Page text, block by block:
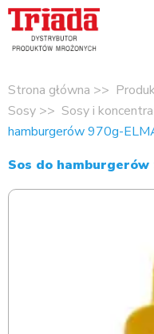
Strona główna
Sosy
Sosy i
hamburgerów 970g-
Sos do hamburgerów